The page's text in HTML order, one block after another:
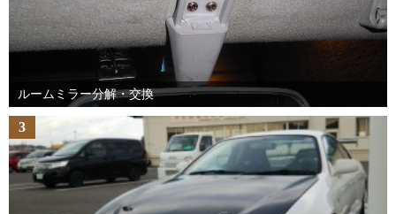
ルームミラー分解・交換
3